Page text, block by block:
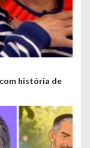
história de